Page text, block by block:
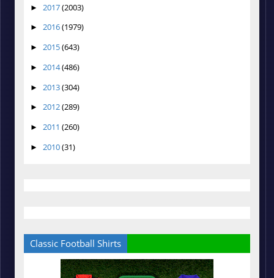
► 2017(2003)
► 2016(1979)
► 2015(643)
► 2014(486)
► 2013(304)
► 2012(289)
► 2011 (260)
► 2010(31)
Classic Football Shirts